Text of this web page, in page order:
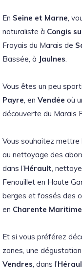
En Seine et Marne,
naturaliste à Congis
Frayais du Marais de
Bassée, à Jaulnes.
Vous êtes un peu
Payre, en Vendée où
découverte du Marais
Vous souhaitez
au nettoyage des
dans l’Hérault,
Fenouillet en Haute
berges et fossés des
en Charente Maritime
Et si vous préférez
zones, une
Vendres, dans l’